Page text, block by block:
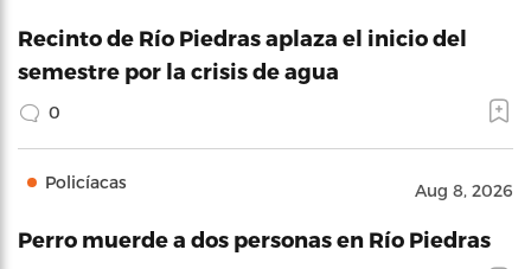
Recinto de Río Piedras aplaza el inicio del
semestre por la crisis de agua
0
Policíacas Aug 8, 2026
Perro muerde a dos personas en Río Piedras